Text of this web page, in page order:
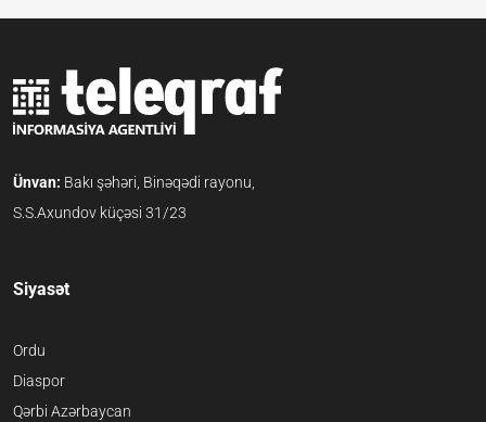
Ünvan: Bakı şəhəri, Binəqədi rayonu,
S.S.Axundov küçəsi 31/23
Siyasət
Ordu
Diaspor
Qərbi Azərbaycan